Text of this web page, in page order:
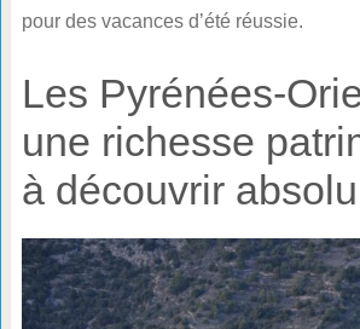
pour des vacances d’été réussie.
Les Pyrénées-
une richesse
à découvrir